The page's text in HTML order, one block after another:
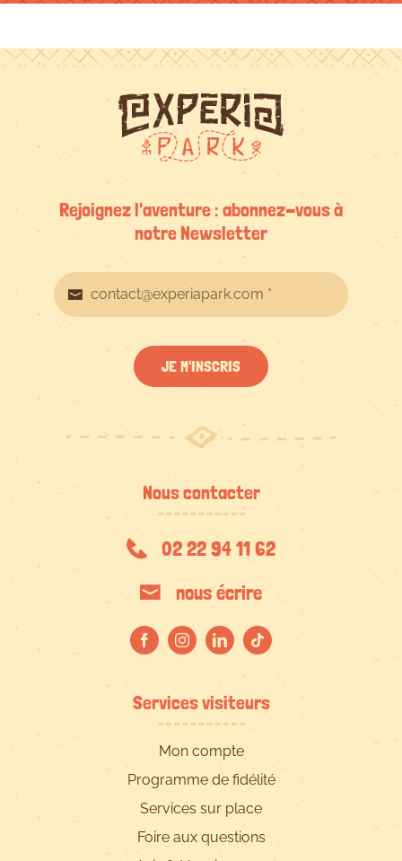
Rejoignez l'aventure : abonnez-vous à
notre Newsletter
JE M'INSCRIS
Nous contacter
02 22 94 11 62
nous écrire
Services visiteurs
Mon compte
Programme de fidélité
Services sur place
Foire aux questions